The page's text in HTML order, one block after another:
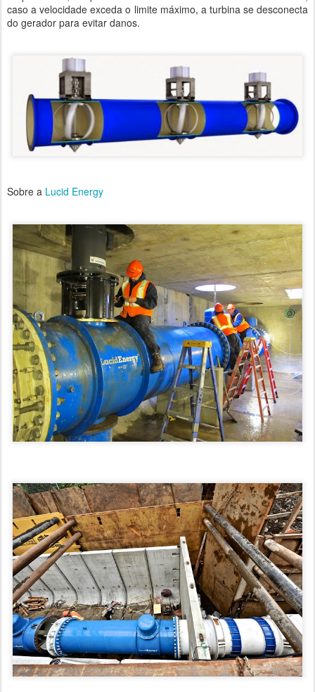
caso a velocidade exceda o limite máximo, a turbina se desconecta
do gerador para evitar danos.
Sobre a Lucid Energy